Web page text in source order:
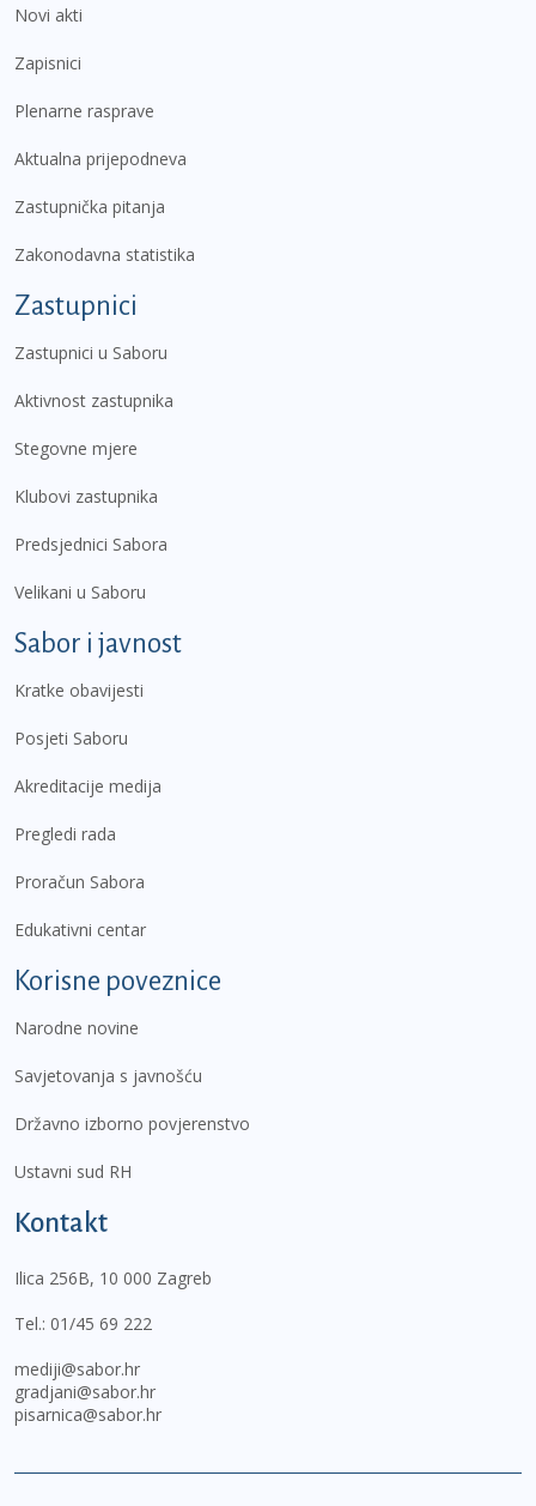
Novi akti
Zapisnici
Plenarne rasprave
Aktualna prijepodneva
Zastupnička pitanja
Zakonodavna statistika
Zastupnici
Zastupnici u Saboru
Aktivnost zastupnika
Stegovne mjere
Klubovi zastupnika
Predsjednici Sabora
Velikani u Saboru
Sabor i javnost
Kratke obavijesti
Posjeti Saboru
Akreditacije medija
Pregledi rada
Proračun Sabora
Edukativni centar
Korisne poveznice
Narodne novine
Savjetovanja s javnošću
Državno izborno povjerenstvo
Ustavni sud RH
Kontakt
Ilica 256B, 10 000 Zagreb
Tel.: 01/45 69 222
mediji@sabor.hr
gradjani@sabor.hr
pisarnica@sabor.hr